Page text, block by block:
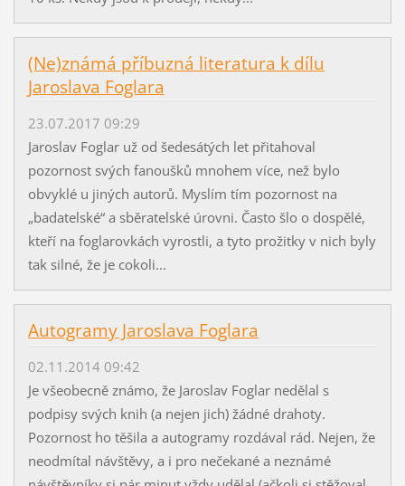
(Ne)známá příbuzná literatura k dílu
Jaroslava Foglara
23.07.2017 09:29
Jaroslav Foglar už od šedesátých let přitahoval
pozornost svých fanoušků mnohem více, než bylo
obvyklé u jiných autorů. Myslím tím pozornost na
„badatelské“ a sběratelské úrovni. Často šlo o dospělé,
kteří na foglarovkách vyrostli, a tyto prožitky v nich byly
tak silné, že je cokoli...
Autogramy Jaroslava Foglara
02.11.2014 09:42
Je všeobecně známo, že Jaroslav Foglar nedělal s
podpisy svých knih (a nejen jich) žádné drahoty.
Pozornost ho těšila a autogramy rozdával rád. Nejen, že
neodmítal návštěvy, a i pro nečekané a neznámé